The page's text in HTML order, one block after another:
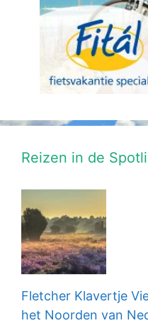
Reizen in de
Fletcher Klavertje
het Noorden van